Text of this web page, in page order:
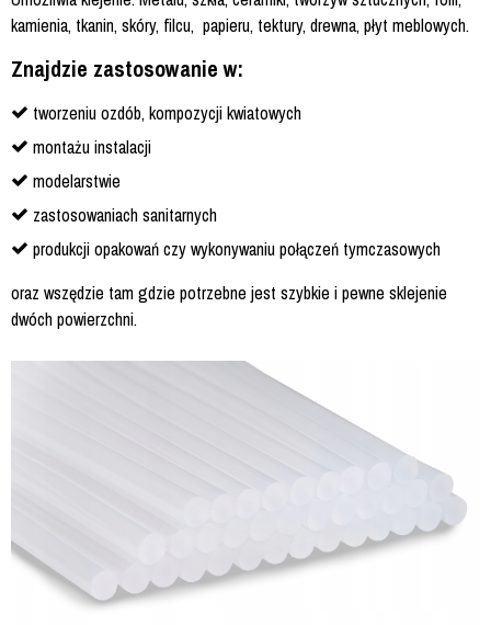
kamienia, tkanin, skóry, filcu, papieru, tektury, drewna, płyt meblowych.
Znajdzie zastosowanie w:
tworzeniu ozdób, kompozycji kwiatowych
montażu instalacji
modelarstwie
zastosowaniach sanitarnych
produkcji opakowań czy wykonywaniu połączeń tymczasowych
oraz wszędzie tam gdzie potrzebne jest szybkie i pewne sklejenie
dwóch powierzchni.